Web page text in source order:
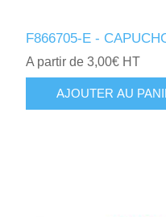
F866705-E -
A partir de 3,00€ HT
AJOUTER AU